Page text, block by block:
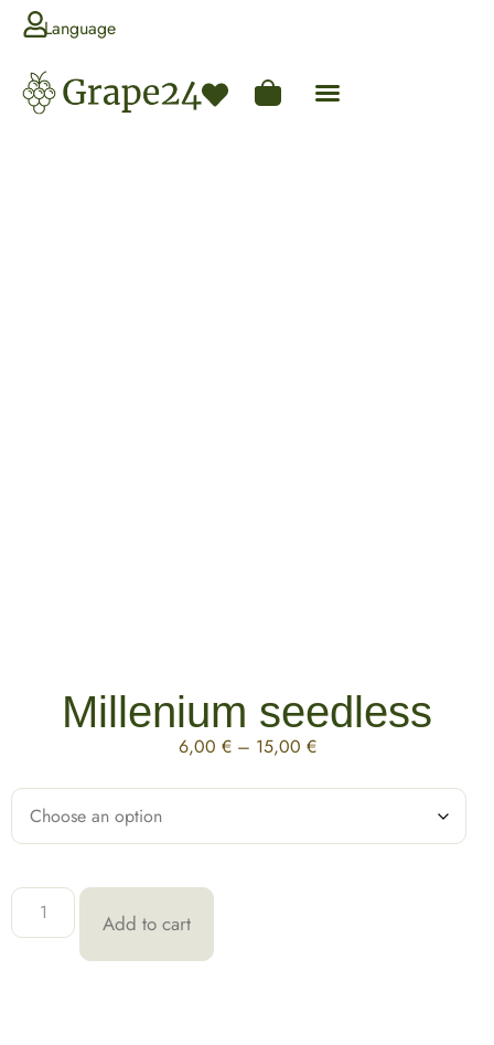
Language
Millenium seedless
6,00 € – 15,00 €
Add to cart